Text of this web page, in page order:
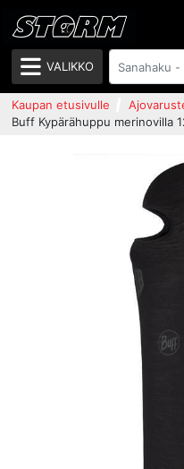
VALIKKO
Kaupan etusivulle
Buff Kypärähuppu merinovilla